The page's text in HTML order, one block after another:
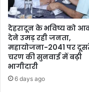
देहरादून के भविष्य को
देने उमड़ रही जनता,
महायोजना-2041 पर
चरण की सुनवाई में बढ़ी
भागीदारी
6 days ago